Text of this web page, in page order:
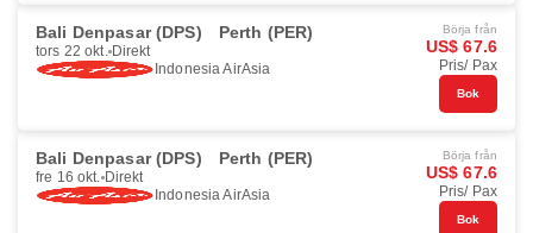
Bali Denpasar (DPS) Perth (PER)
tors 22 okt. Direkt
Indonesia AirAsia
Börja från
US$ 67.6
Pris/ Pax
Bok
Bali Denpasar (DPS) Perth (PER)
fre 16 okt. Direkt
Indonesia AirAsia
Börja från
US$ 67.6
Pris/ Pax
Bok